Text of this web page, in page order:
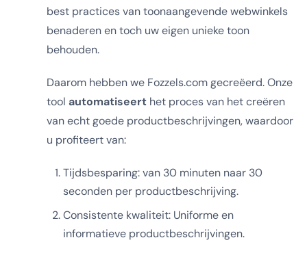
best practices van toonaangevende webwinkels
benaderen en toch uw eigen unieke toon
behouden.
Daarom hebben we Fozzels.com gecreëerd. Onze
tool automatiseert het proces van het creëren
van echt goede productbeschrijvingen, waardoor
u profiteert van:
Tijdsbesparing: van 30 minuten naar 30
seconden per productbeschrijving.
Consistente kwaliteit: Uniforme en
informatieve productbeschrijvingen.